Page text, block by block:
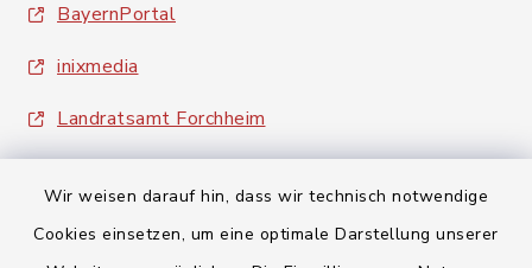
Wir weisen darauf hin, dass wir technisch notwendige
Cookies einsetzen, um eine optimale Darstellung unserer
BayernPortal
inixmedia
Landratsamt Forchheim